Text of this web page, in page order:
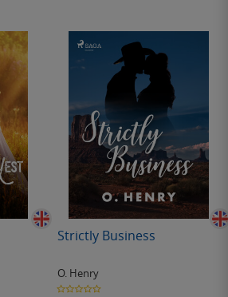
Strictly Business
O. Henry
0.0